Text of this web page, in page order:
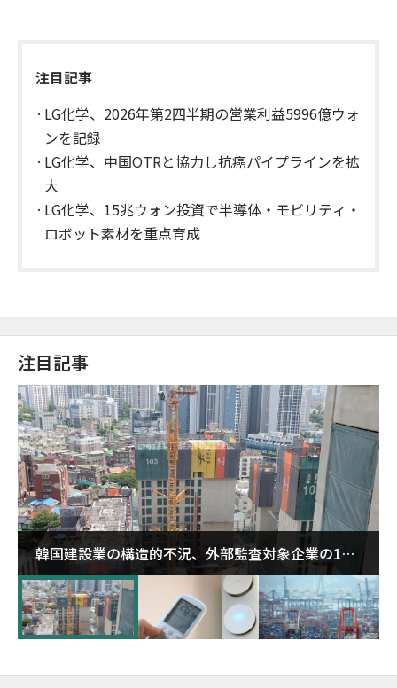
注目記事
LG化学、2026年第2四半期の営業利益5996億ウォ
ンを記録
LG化学、中国OTRと協力し抗癌パイプラインを拡
大
LG化学、15兆ウォン投資で半導体・モビリティ・
ロボット素材を重点育成
注目記事
韓国建設業の構造的不況、外部監査対象企業の1割
超が「ゾンビ企業」に…5年で2.8倍増